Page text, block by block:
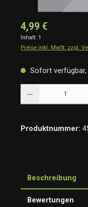
4,99 €
Inhalt: 1
Preise inkl. MwSt. zzgl.
Sofort verfügbar,
Produktnummer:
Beschreibung
Bewertungen